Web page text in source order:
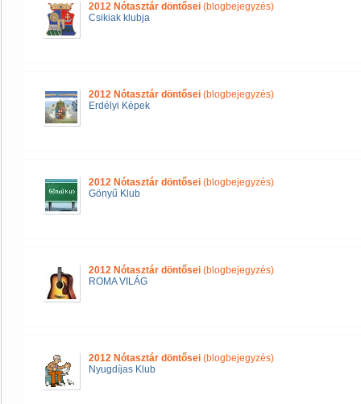
2012 Nótasztár döntősei (blogbejegyzés)
Csikiak klubja
2012 Nótasztár döntősei (blogbejegyzés)
Erdélyi Képek
2012 Nótasztár döntősei (blogbejegyzés)
Gönyű Klub
2012 Nótasztár döntősei (blogbejegyzés)
ROMA VILÁG
2012 Nótasztár döntősei (blogbejegyzés)
Nyugdíjas Klub